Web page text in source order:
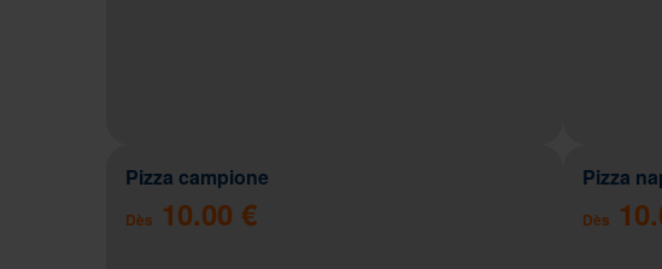
Pizza campione
Dès 10.00 €
Pizza
Dès